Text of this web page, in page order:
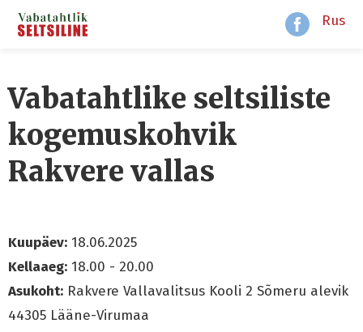
Rus
Vabatahtlike seltsiliste
kogemuskohvik
Rakvere vallas
Kuupäev: 18.06.2025
Kellaaeg: 18.00 - 20.00
Asukoht: Rakvere Vallavalitsus Kooli 2 Sõmeru alevik
44305 Lääne-Virumaa